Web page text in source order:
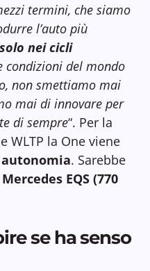
termini, che siamo
l’auto più
nei cicli
condizioni del mondo
non smettiamo mai
mai di innovare per
di sempre“. Per la
WLTP la One viene
. Sarebbe
Mercedes EQS (770
se ha senso